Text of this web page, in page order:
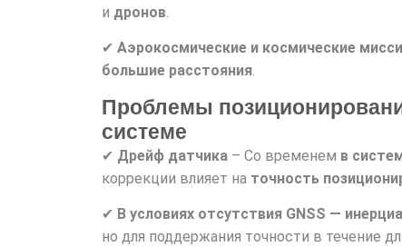
и дронов.
✔ Аэрокосмические и космические
большие расстояния.
Проблемы
системе
✔ Дрейф датчика – Со временем в
коррекции влияет на точность
✔ В условиях отсутствия GNSS —
но для поддержания точности в течение